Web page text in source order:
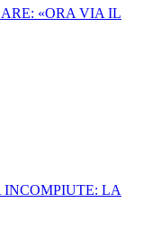
«ORA VIA IL
LA